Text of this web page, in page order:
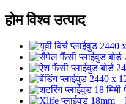
होम विश्व उत्पाद